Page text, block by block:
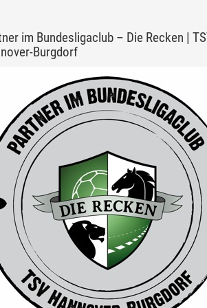
im Bundesligaclub – Die Recken |
Burgdorf